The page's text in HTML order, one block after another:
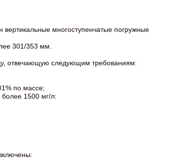
вертикальные многоступенчатые погружные
301/353 мм.
отвечающую следующим требованиям:
по массе;
1500 мг/л: